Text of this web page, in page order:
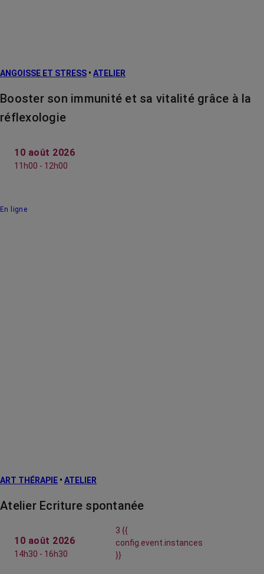
ANGOISSE ET STRESS • ATELIER
Booster son immunité et sa vitalité grâce à la
réflexologie
10 août 2026
11h00 - 12h00
En ligne
ART THÉRAPIE • ATELIER
Atelier Ecriture spontanée
10 août 2026
14h30 - 16h30
3 {{
config.event.instances
}}